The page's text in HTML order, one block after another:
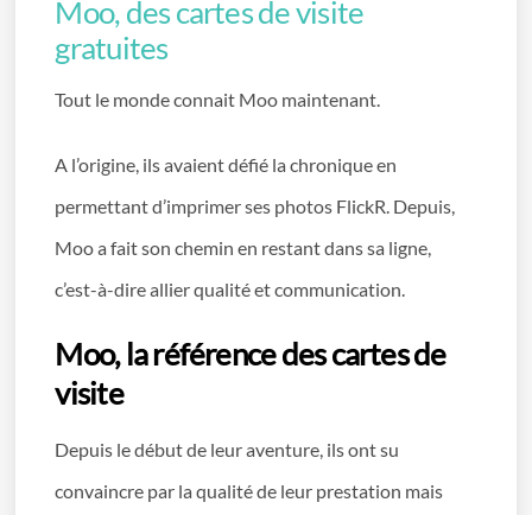
Moo, des cartes de visite
gratuites
Tout le monde connait Moo maintenant.
A l’origine, ils avaient défié la chronique en
permettant d’imprimer ses photos FlickR. Depuis,
Moo a fait son chemin en restant dans sa ligne,
c’est-à-dire allier qualité et communication.
Moo, la référence des cartes de
visite
Depuis le début de leur aventure, ils ont su
convaincre par la qualité de leur prestation mais